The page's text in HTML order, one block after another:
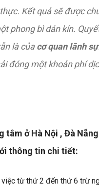
Kết quả sẽ được
phong bì dán kín.
là củacơ quan lãnh sự
đóng một khoản phí
tâm ở Hà Nội , Đà
thông tin chi tiết:
từ thứ 2 đến thứ 6 trừ